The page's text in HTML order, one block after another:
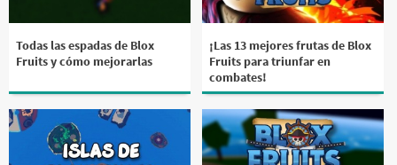
Todas las espadas de Blox
Fruits y cómo mejorarlas
¡Las 13 mejores frutas de Blox
Fruits para triunfar en
combates!